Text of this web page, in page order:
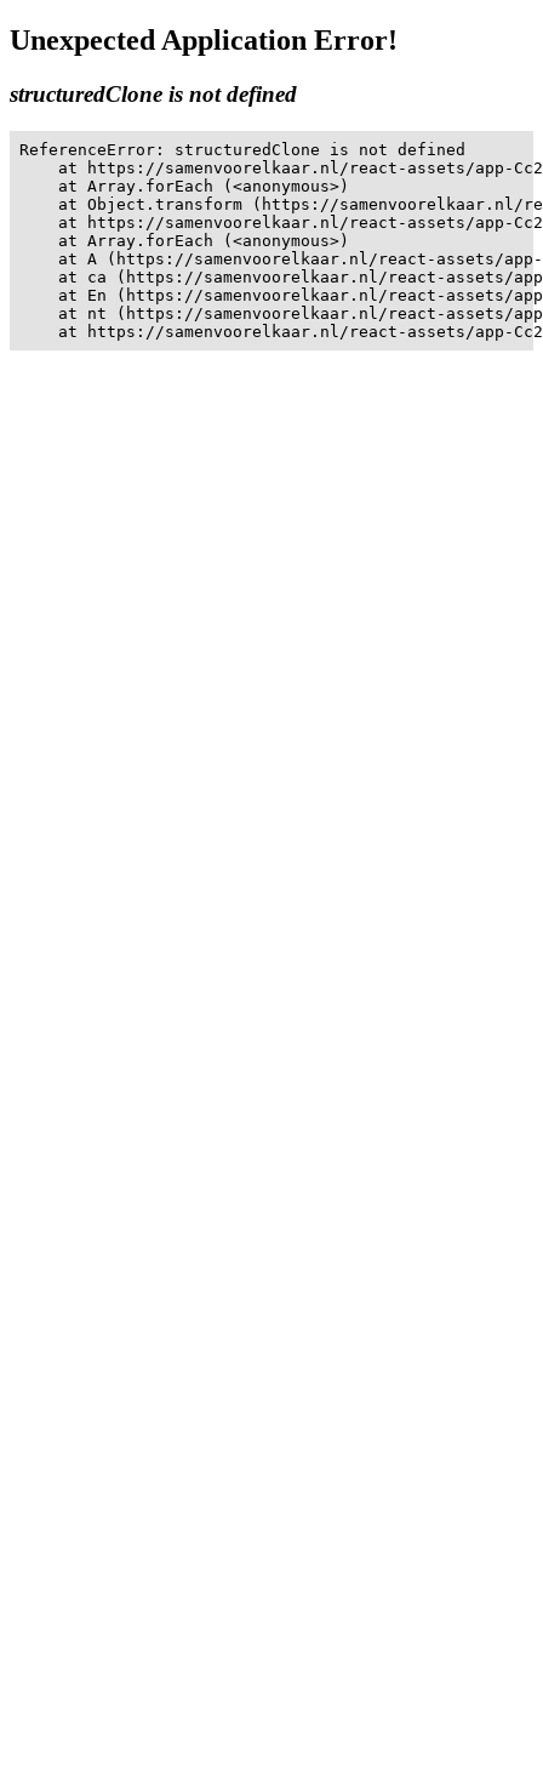
Unexpected Application Error!
structuredClone is not defined
ReferenceError: structuredClone is not defined
at https://samenvoorelkaar.nl/react-assets/app-
    at Array.forEach (<anonymous>)
at Object.transform (https://samenvoorelkaar.nl/
at https://samenvoorelkaar.nl/react-assets/app-
    at Array.forEach (<anonymous>)
at A (https://samenvoorelkaar.nl/react-assets/
at ca (https://samenvoorelkaar.nl/react-assets/
at En (https://samenvoorelkaar.nl/react-assets/
at nt (https://samenvoorelkaar.nl/react-assets/
at https://samenvoorelkaar.nl/react-assets/app-